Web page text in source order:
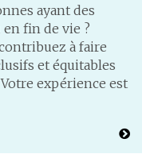
ayant des
fin de vie ?
à faire
et équitables
expérience est